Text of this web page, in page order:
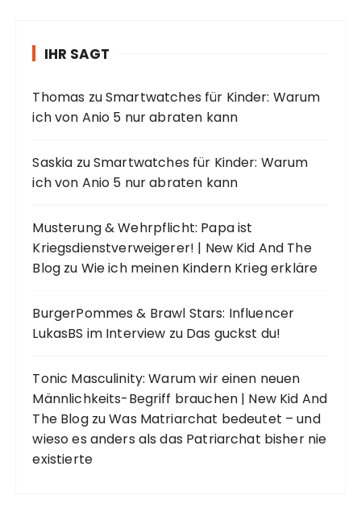
IHR SAGT
Thomas zuSmartwatches für Kinder: Warum
ich von Anio 5 nur abraten kann
Saskia zuSmartwatches für Kinder: Warum
ich von Anio 5 nur abraten kann
Musterung & Wehrpflicht: Papa ist
Kriegsdienstverweigerer! | New Kid And The
Blog zu Wie ich meinen Kindern Krieg erkläre
BurgerPommes & Brawl Stars: Influencer
LukasBS im Interview zu Das guckst du!
Tonic Masculinity: Warum wir einen neuen
Männlichkeits-Begriff brauchen | New Kid And
The BlogzuWas Matriarchat bedeutet – und
wieso es anders als das Patriarchat bisher nie
existierte